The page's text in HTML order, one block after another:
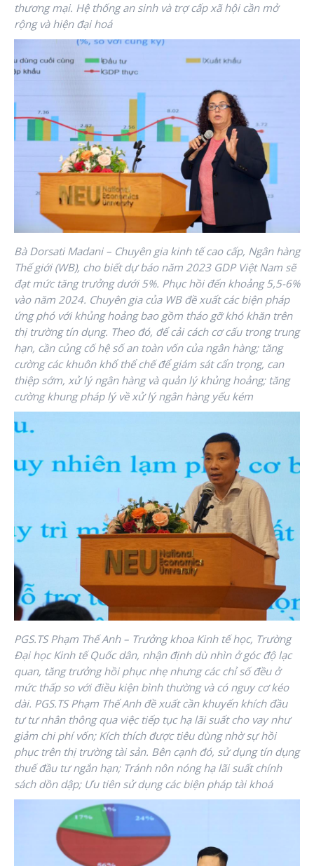
thương mại. Hệ thống an sinh và trợ cấp xã hội cần mở
rộng và hiện đại hoá
Bà Dorsati Madani – Chuyên gia kinh tế cao cấp, Ngân hàng
Thế giới (WB), cho biết dự báo năm 2023 GDP Việt Nam sẽ
đạt mức tăng trưởng dưới 5%. Phục hồi đến khoảng 5,5-6%
vào năm 2024. Chuyên gia của WB đề xuất các biện pháp
ứng phó với khủng hoảng bao gồm tháo gỡ khó khăn trên
thị trường tín dụng. Theo đó, để cải cách cơ cấu trong trung
hạn, cần củng cố hệ số an toàn vốn của ngân hàng; tăng
cường các khuôn khổ thể chế để giám sát cẩn trọng, can
thiệp sớm, xử lý ngân hàng và quản lý khủng hoảng; tăng
cường khung pháp lý về xử lý ngân hàng yếu kém
PGS.TS Phạm Thế Anh – Trưởng khoa Kinh tế học, Trường
Đại học Kinh tế Quốc dân, nhận định dù nhìn ở góc độ lạc
quan, tăng trưởng hồi phục nhẹ nhưng các chỉ số đều ở
mức thấp so với điều kiện bình thường và có nguy cơ kéo
dài. PGS.TS Phạm Thế Anh đề xuất cần khuyến khích đầu
tư tư nhân thông qua việc tiếp tục hạ lãi suất cho vay như
giảm chi phí vốn; Kích thích được tiêu dùng nhờ sự hồi
phục trên thị trường tài sản. Bên cạnh đó, sử dụng tín dụng
thuế đầu tư ngắn hạn; Tránh nôn nóng hạ lãi suất chính
sách dồn dập; Ưu tiên sử dụng các biện pháp tài khoá